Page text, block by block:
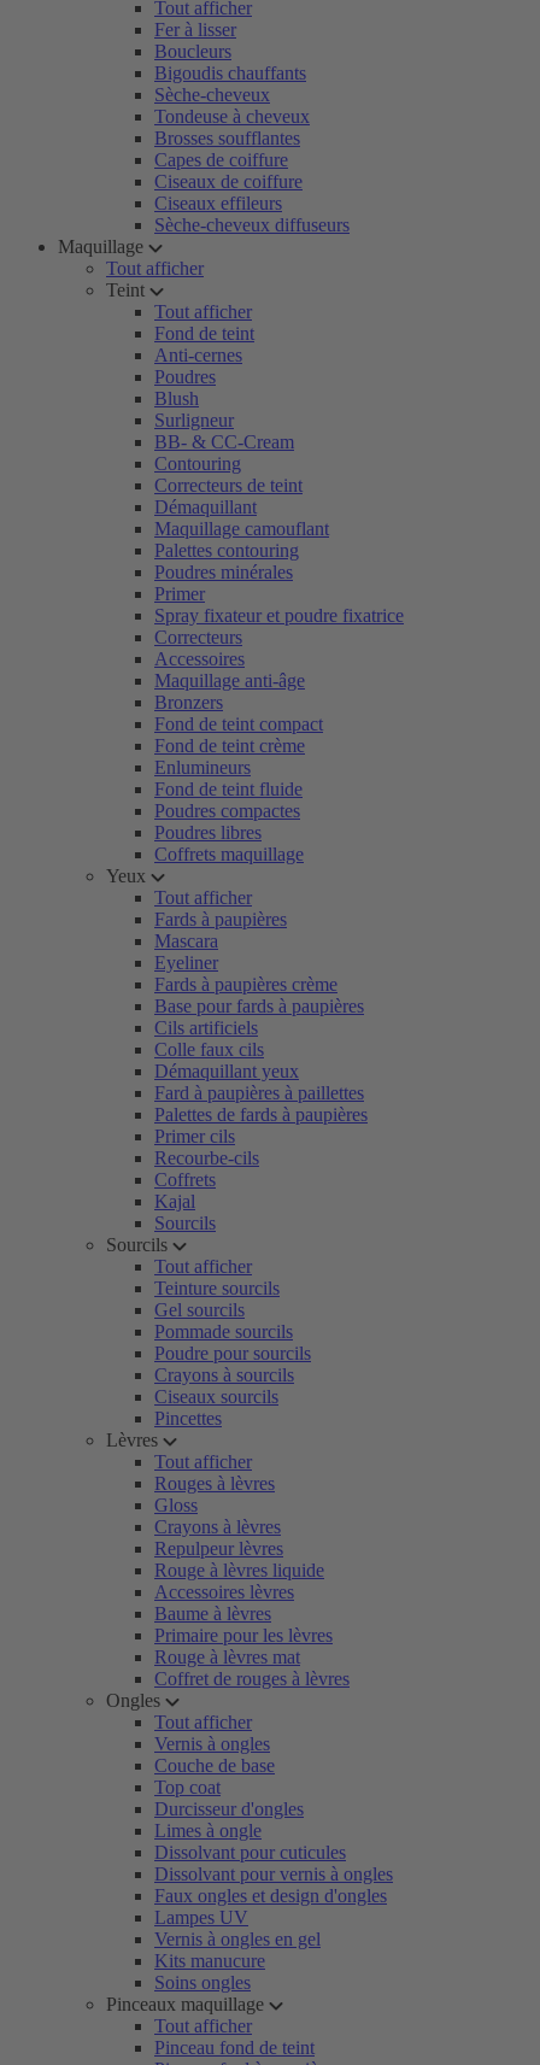
Tout afficher
Fer à lisser
Boucleurs
Bigoudis chauffants
Sèche-cheveux
Tondeuse à cheveux
Brosses soufflantes
Capes de coiffure
Ciseaux de coiffure
Ciseaux effileurs
Sèche-cheveux diffuseurs
Maquillage
Tout afficher
Teint
Tout afficher
Fond de teint
Anti-cernes
Poudres
Blush
Surligneur
BB- & CC-Cream
Contouring
Correcteurs de teint
Démaquillant
Maquillage camouflant
Palettes contouring
Poudres minérales
Primer
Spray fixateur et poudre fixatrice
Correcteurs
Accessoires
Maquillage anti-âge
Bronzers
Fond de teint compact
Fond de teint crème
Enlumineurs
Fond de teint fluide
Poudres compactes
Poudres libres
Coffrets maquillage
Yeux
Tout afficher
Fards à paupières
Mascara
Eyeliner
Fards à paupières crème
Base pour fards à paupières
Cils artificiels
Colle faux cils
Démaquillant yeux
Fard à paupières à paillettes
Palettes de fards à paupières
Primer cils
Recourbe-cils
Coffrets
Kajal
Sourcils
Sourcils
Tout afficher
Teinture sourcils
Gel sourcils
Pommade sourcils
Poudre pour sourcils
Crayons à sourcils
Ciseaux sourcils
Pincettes
Lèvres
Tout afficher
Rouges à lèvres
Gloss
Crayons à lèvres
Repulpeur lèvres
Rouge à lèvres liquide
Accessoires lèvres
Baume à lèvres
Primaire pour les lèvres
Rouge à lèvres mat
Coffret de rouges à lèvres
Ongles
Tout afficher
Vernis à ongles
Couche de base
Top coat
Durcisseur d'ongles
Limes à ongle
Dissolvant pour cuticules
Dissolvant pour vernis à ongles
Faux ongles et design d'ongles
Lampes UV
Vernis à ongles en gel
Kits manucure
Soins ongles
Pinceaux maquillage
Tout afficher
Pinceau fond de teint